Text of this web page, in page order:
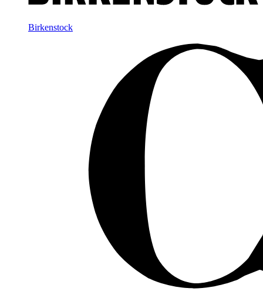
Birkenstock